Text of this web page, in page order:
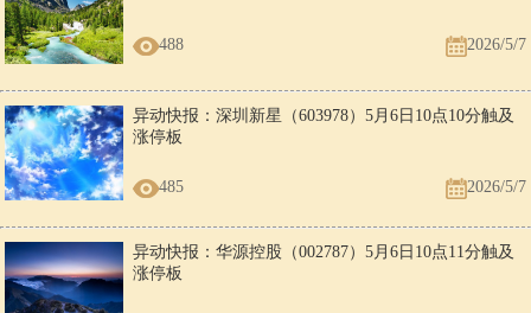
488 2026/5/7
异动快报：深圳新星（603978）5月6日10点10分触及
涨停板
485 2026/5/7
异动快报：华源控股（002787）5月6日10点11分触及
涨停板